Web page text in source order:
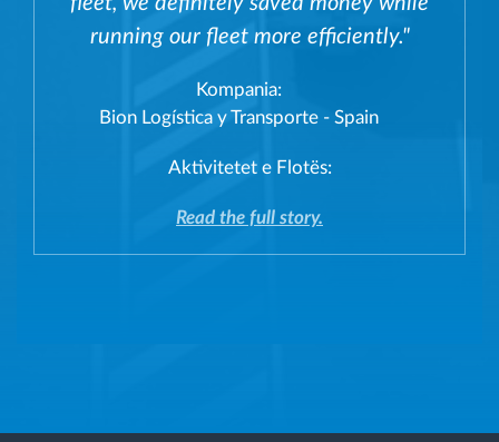
running our fleet more efficiently."
Kompania:
Bion Logística y Transporte - Spain
Aktivitetet e Flotës:
Read the full story.